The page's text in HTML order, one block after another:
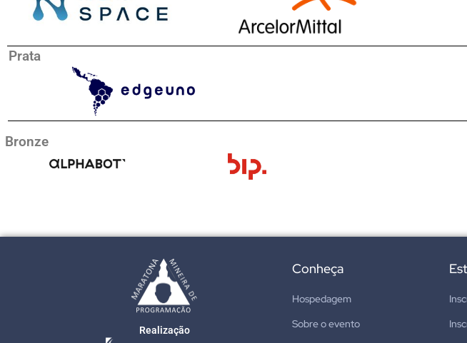
Prata
Bronze
Realização
Conheça
Hospedagem
Sobre o evento